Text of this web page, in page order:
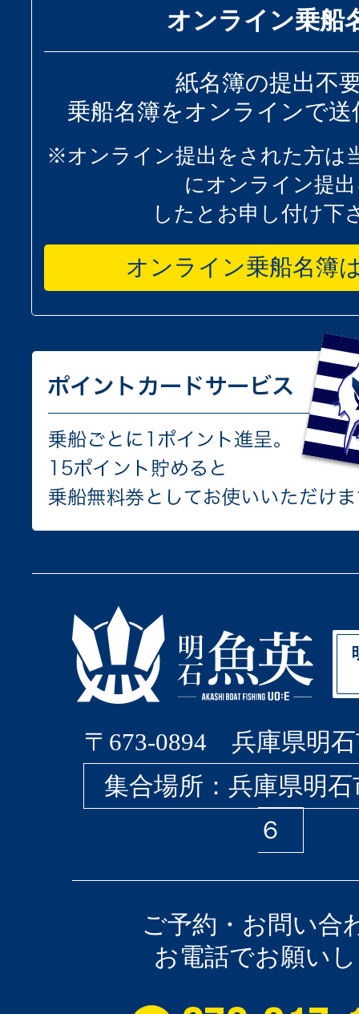
オンライン乗船
紙名簿の提出不
乗船名簿をオンラインで
※オンライン提出をされた方は
にオンライン提
したとお申し付け下
オンライン乗船名簿
〒673-0894 兵庫県明石
集合場所：兵庫県明
６
ご予約・お問い合
お電話でお願い